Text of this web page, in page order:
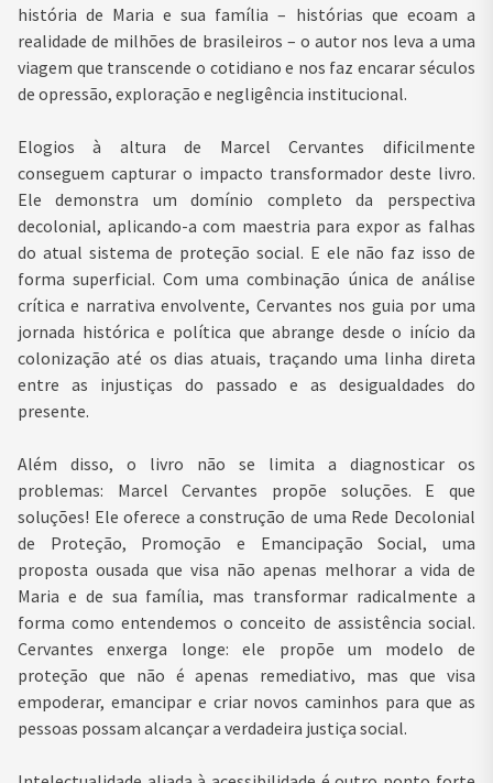
história de Maria e sua família – histórias que ecoam a
realidade de milhões de brasileiros – o autor nos leva a uma
viagem que transcende o cotidiano e nos faz encarar séculos
de opressão, exploração e negligência institucional.
Elogios à altura de Marcel Cervantes dificilmente
conseguem capturar o impacto transformador deste livro.
Ele demonstra um domínio completo da perspectiva
decolonial, aplicando-a com maestria para expor as falhas
do atual sistema de proteção social. E ele não faz isso de
forma superficial. Com uma combinação única de análise
crítica e narrativa envolvente, Cervantes nos guia por uma
jornada histórica e política que abrange desde o início da
colonização até os dias atuais, traçando uma linha direta
entre as injustiças do passado e as desigualdades do
presente.
Além disso, o livro não se limita a diagnosticar os
problemas: Marcel Cervantes propõe soluções. E que
soluções! Ele oferece a construção de uma Rede Decolonial
de Proteção, Promoção e Emancipação Social, uma
proposta ousada que visa não apenas melhorar a vida de
Maria e de sua família, mas transformar radicalmente a
forma como entendemos o conceito de assistência social.
Cervantes enxerga longe: ele propõe um modelo de
proteção que não é apenas remediativo, mas que visa
empoderar, emancipar e criar novos caminhos para que as
pessoas possam alcançar a verdadeira justiça social.